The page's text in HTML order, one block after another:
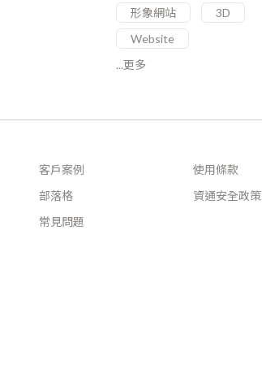
形象網站
3D
Website
...更多
客戶案例
部落格
常見問題
使用條款
資通安全政